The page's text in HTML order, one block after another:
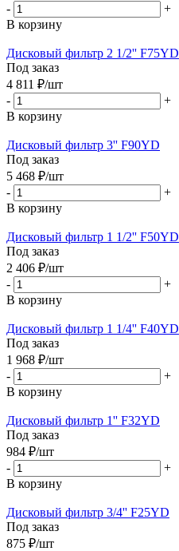
-
+
В корзину
Дисковый фильтр 2 1/2'' F75YD
Под заказ
4 811 ₽/шт
-
+
В корзину
Дисковый фильтр 3'' F90YD
Под заказ
5 468 ₽/шт
-
+
В корзину
Дисковый фильтр 1 1/2'' F50YD
Под заказ
2 406 ₽/шт
-
+
В корзину
Дисковый фильтр 1 1/4'' F40YD
Под заказ
1 968 ₽/шт
-
+
В корзину
Дисковый фильтр 1'' F32YD
Под заказ
984 ₽/шт
-
+
В корзину
Дисковый фильтр 3/4'' F25YD
Под заказ
875 ₽/шт